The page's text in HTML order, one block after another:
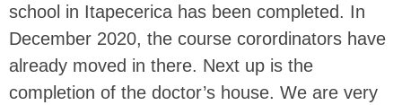
school in Itapecerica has been completed. In
December 2020, the course corordinators have
already moved in there. Next up is the
completion of the doctor’s house. We are very